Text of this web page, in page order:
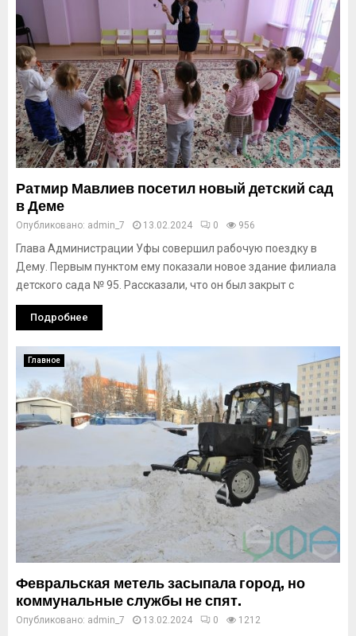
Ратмир Мавлиев посетил новый детский сад
в Деме
Опубликовано: admin_7 13.02.2024 0 956
Глава Администрации Уфы совершил рабочую поездку в
Дему. Первым пунктом ему показали новое здание филиала
детского сада № 95. Рассказали, что он был закрыт с
Подробнее
Главное
Февральская метель засыпала город, но
коммунальные службы не спят.
Опубликовано: admin_7 13.02.2024 0 1212